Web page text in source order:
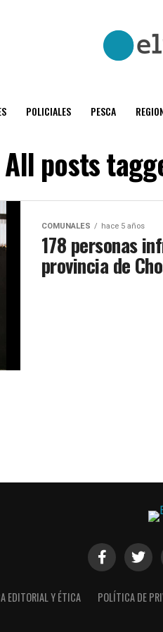
POLICIALES PESCA
All posts
COMUNALES hace 5 años
178 personas
provincia de
EDITORIAL Y ÉTICA POLÍTICA DE